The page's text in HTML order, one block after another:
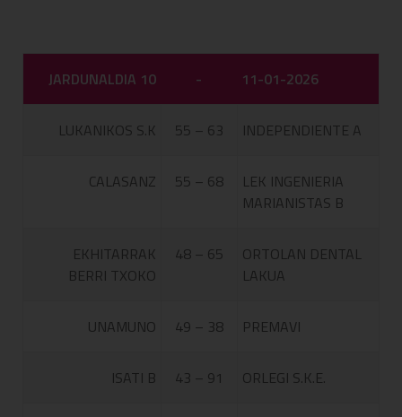
JARDUNALDIA 10 - 11-01-2026
LUKANIKOS S.K 55 – 63 INDEPENDIENTE A
CALASANZ 55 – 68
LEK INGENIERIA
MARIANISTAS B
EKHITARRAK
BERRI TXOKO
48 – 65
ORTOLAN DENTAL
LAKUA
UNAMUNO 49 – 38 PREMAVI
ISATI B 43 – 91 ORLEGI S.K.E.